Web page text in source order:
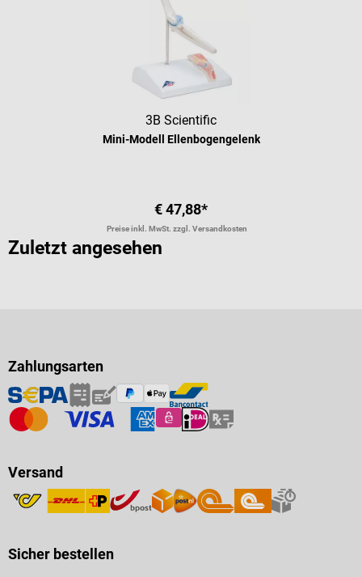
3B Scientific
Mini-Modell Ellenbogengelenk
€ 47,88*
Preise inkl. MwSt. zzgl. Versandkosten
Zuletzt angesehen
Zahlungsarten
Versand
Sicher bestellen